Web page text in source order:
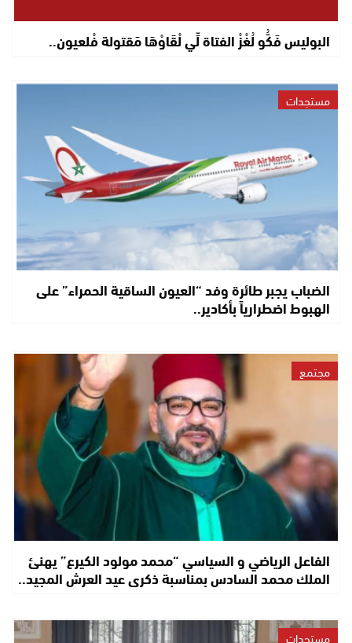
البوليس فَكُّو لُغْزْ الفتاة لِّي لْقَاوْهَا مَقتولة فْلعيون..
مستجدات
الضباب يجبر طائرة وفد “العيون الساقية الحمراء” على
الهبوط اضطرارياً بأكادير..
مجتمع
الفاعل الرياضي و السياسي “محمد مولود الكيرع” يهنئ
الملك محمد السادس بمناسبة ذكرى عيد العرش المجيد..
مستجدات